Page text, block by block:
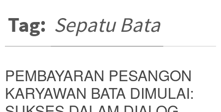
Tag: Sepatu Bata
PEMBAYARAN PESANGON
KARYAWAN BATA DIMULAI: